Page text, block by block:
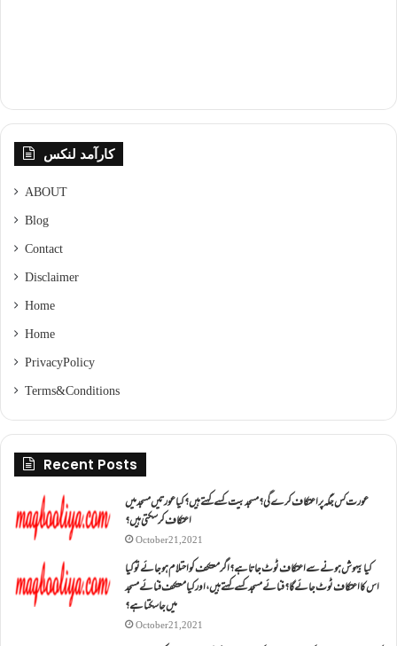
کارآمد لنکس
ABOUT
Blog
Contact
Disclaimer
Home
Home
Privacy Policy
Terms & Conditions
Recent Posts
عورت کس جگہ پر اعتکاف کرے گی؟مسجد بیت کسے کہتے ہیں؟کیا عورتیں مسجد میں
اعتکاف کر سکتی ہیں؟
October 21, 2021
کیا بیہوش ہونے سے اعتکاف ٹوٹ جاتا ہے؟ اگر معتکف کو احتلام ہو جائے تو کیا
اس کا اعتکاف ٹوٹ جائے گا؟فنائے مسجد کسے کہتے ہیں ، اور کیا معتکف فنائے مسجد
میں جا سکتا ہے؟
October 21, 2021